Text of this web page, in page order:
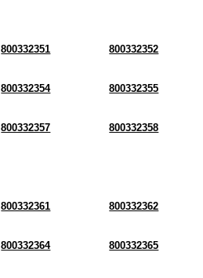
800332351 800332352
800332354 800332355
800332357 800332358
800332361 800332362
800332364 800332365